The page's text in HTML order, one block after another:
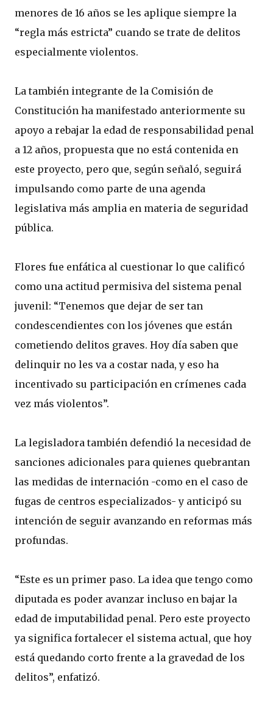
menores de 16 años se les aplique siempre la
“regla más estricta” cuando se trate de delitos
especialmente violentos.
La también integrante de la Comisión de
Constitución ha manifestado anteriormente su
apoyo a rebajar la edad de responsabilidad penal
a 12 años, propuesta que no está contenida en
este proyecto, pero que, según señaló, seguirá
impulsando como parte de una agenda
legislativa más amplia en materia de seguridad
pública.
Flores fue enfática al cuestionar lo que calificó
como una actitud permisiva del sistema penal
juvenil: “Tenemos que dejar de ser tan
condescendientes con los jóvenes que están
cometiendo delitos graves. Hoy día saben que
delinquir no les va a costar nada, y eso ha
incentivado su participación en crímenes cada
vez más violentos”.
La legisladora también defendió la necesidad de
sanciones adicionales para quienes quebrantan
las medidas de internación -como en el caso de
fugas de centros especializados- y anticipó su
intención de seguir avanzando en reformas más
profundas.
“Este es un primer paso. La idea que tengo como
diputada es poder avanzar incluso en bajar la
edad de imputabilidad penal. Pero este proyecto
ya significa fortalecer el sistema actual, que hoy
está quedando corto frente a la gravedad de los
delitos”, enfatizó.